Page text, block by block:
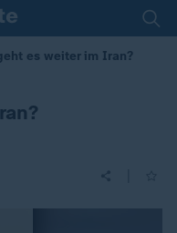
es weiter im Iran?